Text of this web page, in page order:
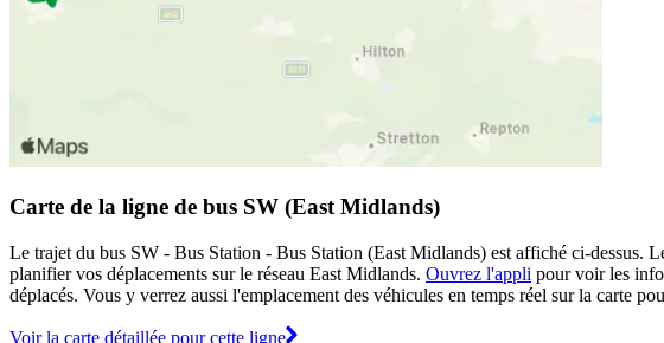
Carte de la ligne de bus SW (East Midlands)
Le trajet du bus SW - Bus Station - Bus Station (East Midlands) est affiché ci-dessus.
planifier vos déplacements sur le réseau East Midlands. Ouvrez l'appli pour voir les
déplacés. Vous y verrez aussi l'emplacement des véhicules en temps réel sur la carte
Voir la carte détaillée pour cette ligne